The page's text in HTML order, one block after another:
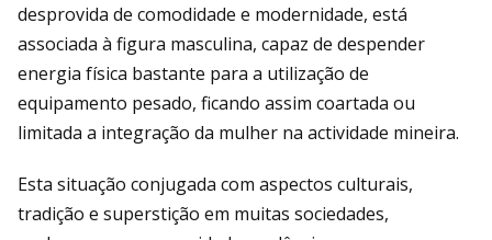
desprovida de comodidade e modernidade, está
associada à figura masculina, capaz de despender
energia física bastante para a utilização de
equipamento pesado, ficando assim coartada ou
limitada a integração da mulher na actividade mineira.
Esta situação conjugada com aspectos culturais,
tradição e superstição em muitas sociedades,